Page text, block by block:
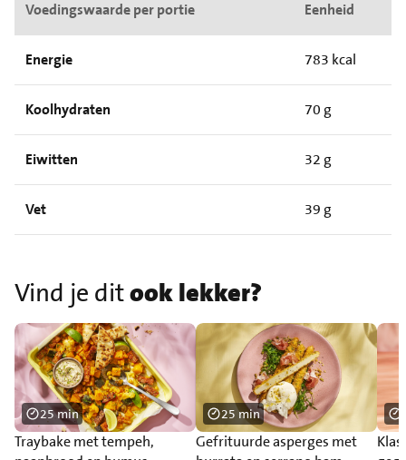
Voedingswaarde per portie Eenheid
Energie 783 kcal
Koolhydraten 70 g
Eiwitten 32 g
Vet 39 g
Vind je ditook lekker?
Traybake met tempeh,
25 min
Gefrituurde asperges met
25 min